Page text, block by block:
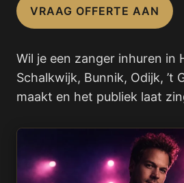
VRAAG OFFERTE AAN
Wil je een zanger inhuren in
Schalkwijk, Bunnik, Odijk, ’t
maakt en het publiek laat